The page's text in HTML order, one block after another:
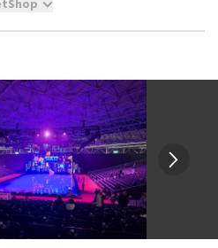
n'avez pas acheté de billets
publiés. Il peut s'écouler
avis ne soit publié.